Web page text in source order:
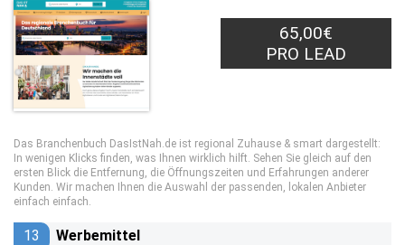
65,00€
PRO LEAD
Das Branchenbuch DasIstNah.de ist regional Zuhause & smart dargestellt:
In wenigen Klicks finden, was Ihnen wirklich hilft. Sehen Sie gleich auf den
ersten Blick die Entfernung, die Öffnungszeiten und Erfahrungen anderer
Kunden. Wir machen Ihnen die Auswahl der passenden, lokalen Anbieter
einfach einfach.
13 Werbemittel